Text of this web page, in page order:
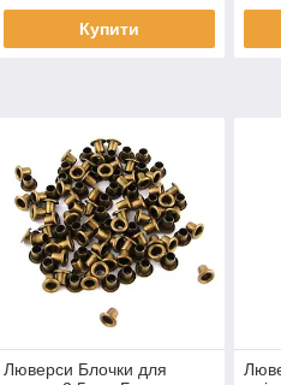
Купити
Люверси Блочки для